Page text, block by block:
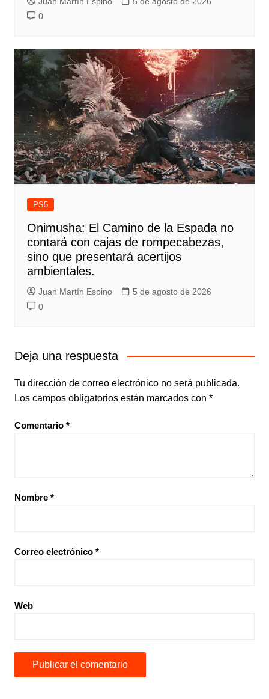
0
PS5
Onimusha: El Camino de la Espada no
contará con cajas de rompecabezas,
sino que presentará acertijos
ambientales.
Juan Martín Espino
5 de agosto de 2026
0
Deja una respuesta
Tu dirección de correo electrónico no será publicada.
Los campos obligatorios están marcados con *
Comentario *
Nombre *
Correo electrónico *
Web